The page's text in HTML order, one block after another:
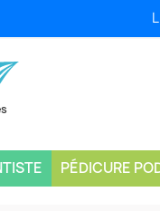
PÉDICURE